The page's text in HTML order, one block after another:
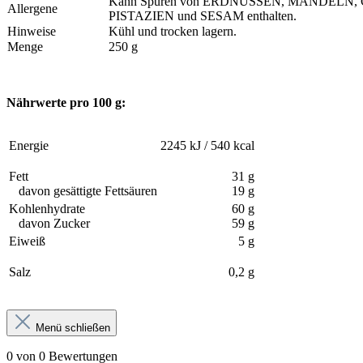
Allergene
PISTAZIEN und SESAM enthalten.
Hinweise
Kühl und trocken lagern.
Menge
250 g
Nährwerte pro 100 g:
Energie 2245 kJ / 540 kcal
Fett
davon gesättigte Fettsäuren
31 g
19 g
Kohlenhydrate
davon Zucker
60 g
59 g
Eiweiß
5 g
Salz 0,2 g
Menü schließen
0 von 0 Bewertungen